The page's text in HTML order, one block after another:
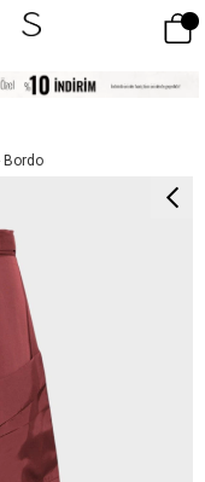
Bordo